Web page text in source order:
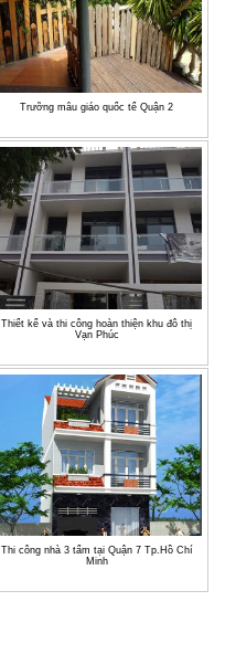
Trưỡng mẫu giáo quốc tế Quận 2
Thiết kế và thi công hoàn thiện khu đô thị
Vạn Phúc
Thi công nhà 3 tấm tại Quận 7 Tp.Hồ Chí
Minh